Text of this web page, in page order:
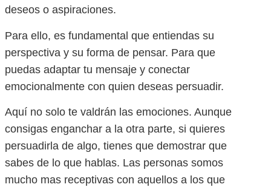
deseos o aspiraciones.
Para ello, es fundamental que entiendas su
perspectiva y su forma de pensar. Para que
puedas adaptar tu mensaje y conectar
emocionalmente con quien deseas persuadir.
Aquí no solo te valdrán las emociones. Aunque
consigas enganchar a la otra parte, si quieres
persuadirla de algo, tienes que demostrar que
sabes de lo que hablas. Las personas somos
mucho mas receptivas con aquellos a los que